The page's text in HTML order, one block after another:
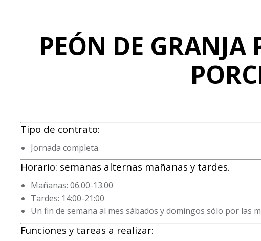
PEÓN DE
Tipo de contrato:
Jornada completa.
Horario: semanas alternas mañanas y tardes.
Mañanas: 06.00-13.00
Tardes: 14:00-21:00
Un fin de semana al mes sábados y domingos sólo por las
Funciones y tareas a realizar: